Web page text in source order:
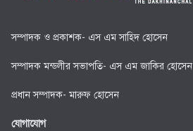
সম্পাদক ও প্রকাশক- এস এম সাহিদ হোসেন
সম্পাদক মন্ডলীর সভাপতি- এস এম জাকির হোসেন
প্রধান সম্পাদক- মারুফ হোসেন
যোগাযোগ